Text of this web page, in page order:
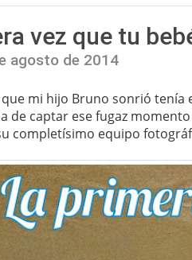
vez que tu
agosto de 2014
mi hijo Bruno sonrió
de captar ese fugaz
completísimo equipo